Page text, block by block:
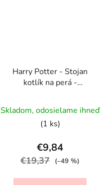
Harry Potter - Stojan
kotlík na perá -
Skladom, odosielame ihneď
(1 ks)
€9,84
€19,37 (–49 %)